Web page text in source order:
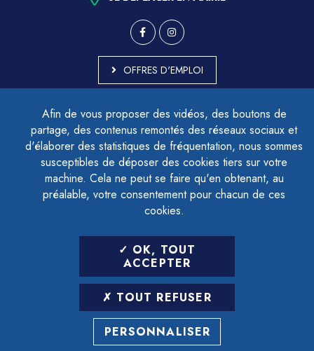
Afin de vous proposer des vidéos, des boutons de
partage, des contenus remontés des réseaux sociaux et
d'élaborer des statistiques de fréquentation, nous sommes
susceptibles de déposer des cookies tiers sur votre
machine. Cela ne peut se faire qu'en obtenant, au
préalable, votre consentement pour chacun de ces
cookies.
OK, TOUT
ACCEPTER
TOUT REFUSER
PERSONNALISER
OFFRES D'EMPLOI
ACCESSIBILITÉ - PARTIELLEMENT CONFORME
PLAN DU SITE
MENTIONS LÉGALES
CONTACTER LE DÉLÉGUÉ À LA PROTECTION DES DONNÉES
GESTION DES COOKIES
LETTRE D'INFORMATION
SAISIR VOTRE ADRESSE E-MAIL
POUR VOUS INSCRIRE :
ARCHIVES DÉSINSCRIPTION